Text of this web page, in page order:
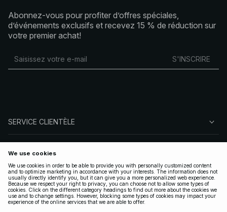
Abonnez-vous pour profiter d’offres spéciales,
d’événements exclusifs et recevez 15 % de réduction sur
votre premier achat!
S'INSCRIRE
SERVICE CLIENTÈLE
SUIVEZ-NOUS
LÉGAL